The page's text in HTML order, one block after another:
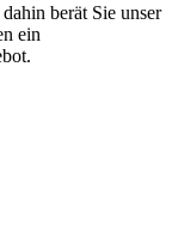
berät Sie unser
ein